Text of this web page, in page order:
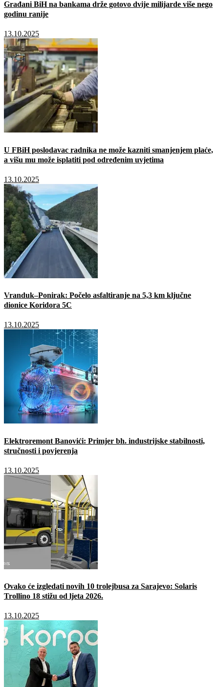
Građani BiH na bankama drže gotovo dvije milijarde više nego
godinu ranije
13.10.2025
U FBiH poslodavac radnika ne može kazniti smanjenjem plaće,
a višu mu može isplatiti pod određenim uvjetima
13.10.2025
Vranduk–Ponirak: Počelo asfaltiranje na 5,3 km ključne
dionice Koridora 5C
13.10.2025
Elektroremont Banovići: Primjer bh. industrijske stabilnosti,
stručnosti i povjerenja
13.10.2025
Ovako će izgledati novih 10 trolejbusa za Sarajevo: Solaris
Trollino 18 stižu od ljeta 2026.
13.10.2025